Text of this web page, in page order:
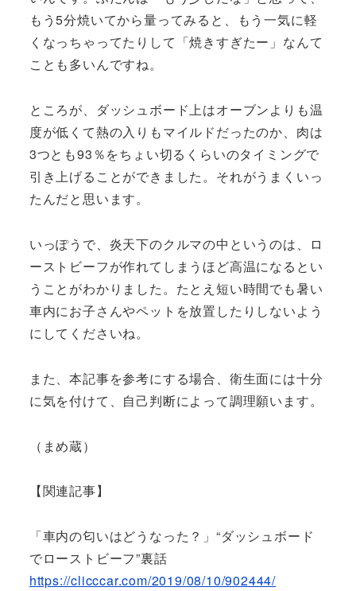
もう5分焼いてから量ってみると、もう一気に軽
くなっちゃってたりして「焼きすぎたー」なんて
ことも多いんですね。
ところが、ダッシュボード上はオーブンよりも温
度が低くて熱の入りもマイルドだったのか、肉は
3つとも93％をちょい切るくらいのタイミングで
引き上げることができました。それがうまくいっ
たんだと思います。
いっぽうで、炎天下のクルマの中というのは、ロ
ーストビーフが作れてしまうほど高温になるとい
うことがわかりました。たとえ短い時間でも暑い
車内にお子さんやペットを放置したりしないよう
にしてくださいね。
また、本記事を参考にする場合、衛生面には十分
に気を付けて、自己判断によって調理願います。
（まめ蔵）
【関連記事】
「車内の匂いはどうなった？」“ダッシュボード
でローストビーフ”裏話
https://clicccar.com/2019/08/10/902444/